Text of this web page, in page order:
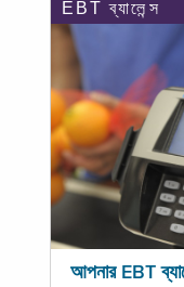
EBT ব্যালেন্স
আপনার EBT